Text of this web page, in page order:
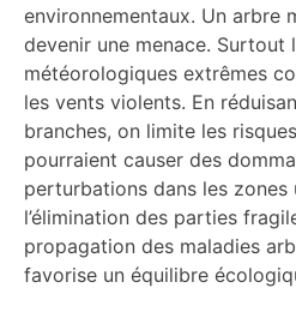
environnementaux. Un arbre
devenir une menace.
météorologiques extrêmes
les vents violents. En
branches, on limite les
pourraient causer des
perturbations dans les zones
l’élimination des parties
propagation des maladies
favorise un équilibre